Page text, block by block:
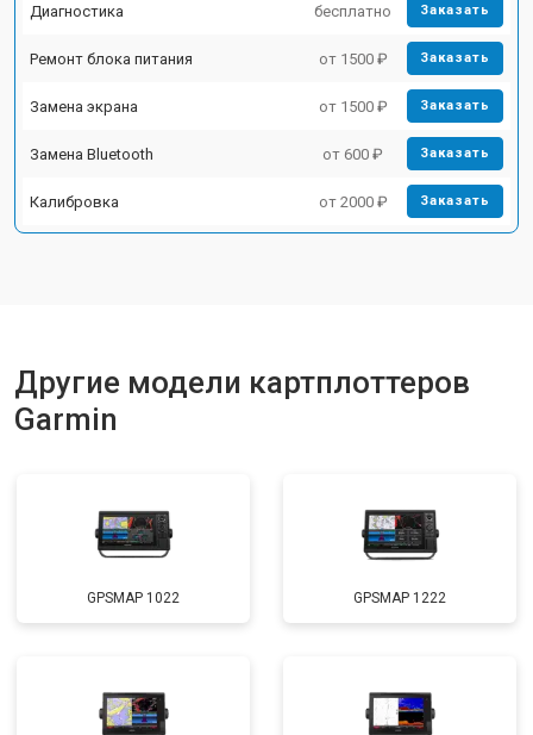
Диагностика бесплатно Заказать
Ремонт блока питания от 1500 ₽ Заказать
Замена экрана от 1500 ₽ Заказать
Замена Bluetooth от 600 ₽ Заказать
Калибровка от 2000 ₽ Заказать
Другие модели картплоттеров
Garmin
GPSMAP 1022 GPSMAP 1222